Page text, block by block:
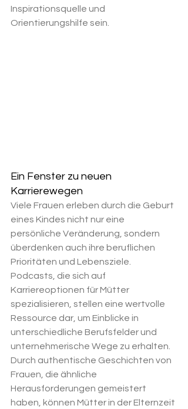
Inspirationsquelle und
Orientierungshilfe sein.
Ein Fenster zu neuen
Karrierewegen
Viele Frauen erleben durch die Geburt
eines Kindes nicht nur eine
persönliche Veränderung, sondern
überdenken auch ihre beruflichen
Prioritäten und Lebensziele.
Podcasts, die sich auf
Karriereoptionen für Mütter
spezialisieren, stellen eine wertvolle
Ressource dar, um Einblicke in
unterschiedliche Berufsfelder und
unternehmerische Wege zu erhalten.
Durch authentische Geschichten von
Frauen, die ähnliche
Herausforderungen gemeistert
haben, können Mütter in der Elternzeit